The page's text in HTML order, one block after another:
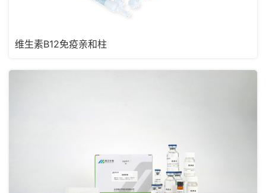
维生素B12免疫亲和柱